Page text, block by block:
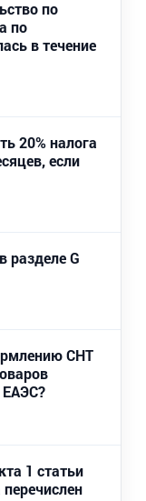
по
по
в течение
20% налога
если
разделе G
СНТ
ЕАЭС?
1 статьи